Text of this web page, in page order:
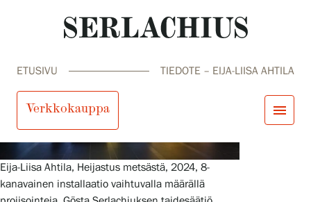
Tule meille
Näyttelyt
Tapahtumat
ETUSIVU TIEDOTE – EIJA-LIISA AHTILA
Verkkokauppa menu
Eija-Liisa Ahtila, Heijastus metsästä, 2024, 8-
kanavainen installaatio vaihtuvalla määrällä